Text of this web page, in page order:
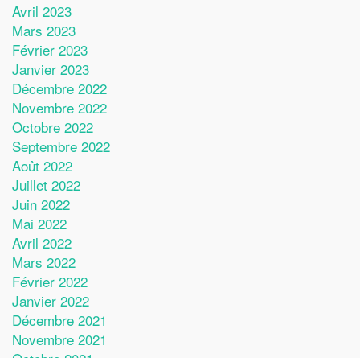
Avril 2023
Mars 2023
Février 2023
Janvier 2023
Décembre 2022
Novembre 2022
Octobre 2022
Septembre 2022
Août 2022
Juillet 2022
Juin 2022
Mai 2022
Avril 2022
Mars 2022
Février 2022
Janvier 2022
Décembre 2021
Novembre 2021